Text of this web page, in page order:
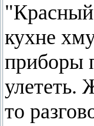
"Красный
кухне
приборы
улететь.
то